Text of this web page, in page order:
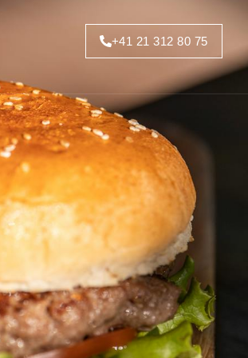
+41 21 312 80 75